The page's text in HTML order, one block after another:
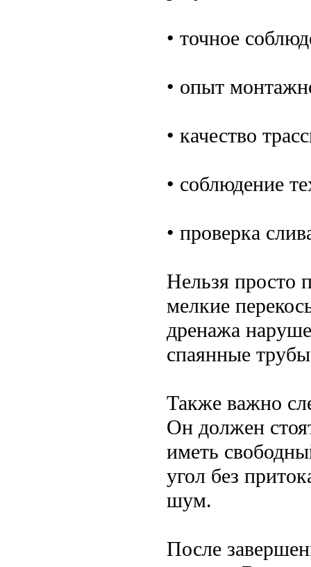
• точное
• опыт
• качество
• соблюдение
• проверка
Нельзя просто
мелкие
дренажа
спаянные
Также важно
Он должен
иметь
угол без
шум.
После